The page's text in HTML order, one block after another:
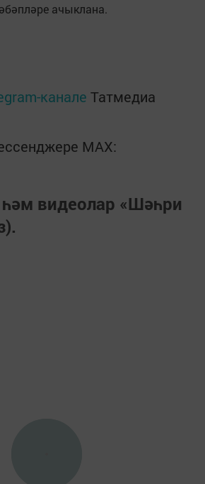
ачыклана.
канале Татмедиа
MАХ:
видеолар «Шәһри